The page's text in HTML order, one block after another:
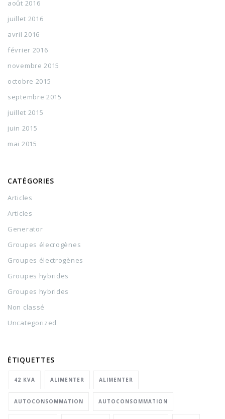
août 2016
juillet 2016
avril 2016
février 2016
novembre 2015
octobre 2015
septembre 2015
juillet 2015
juin 2015
mai 2015
CATÉGORIES
Articles
Articles
Generator
Groupes élecrogènes
Groupes électrogènes
Groupes hybrides
Groupes hybrides
Non classé
Uncategorized
ÉTIQUETTES
42 KVA ALIMENTER ALIMENTER
AUTOCONSOMMATION AUTOCONSOMMATION